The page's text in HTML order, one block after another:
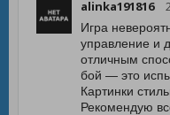
alinka191816
Игра
управление и
отличным
бой — это
Картинки
Рекомендую